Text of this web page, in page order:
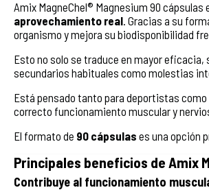
Amix MagneChel® Magnesium 90
aprovechamiento real . Gracias a su
organismo y mejora su biodisponibilidad
Esto no solo se traduce en mayor eficacia,
secundarios habituales como molestias
Está pensado tanto para deportistas
correcto funcionamiento muscular y
El formato de 90 cápsulas es una opción
Principales beneficios de Amix
Contribuye al funcionamiento